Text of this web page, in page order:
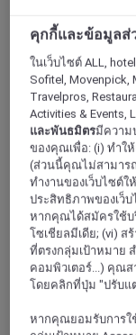
Castres
Saix
คุกกี้และข้อมูลส่
ในเว็บไซต์ ALL,
Sofitel, Movenpick,
Travelpros,
Activities & Events,
และพันธมิตรมีความ
ของคุณเพื่อ: (i) ทำใ
(ส่วนนี้คุณไม่สามารถ
ทำงานของเว็บไซต์
ประสิทธิภาพของเว็บ
หากคุณได้สมัครใช้บ
โซเชียลมีเดีย; (vi)
ที่ตรงกลุ่มเป้าหมาย
คอมพิวเตอร์...) คุณส
โดยคลิกที่ปุ่ม "ปรับแ
หากคุณยอมรับการใ